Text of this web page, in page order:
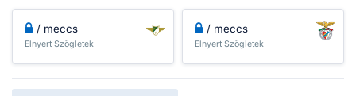
/ meccs
Elnyert Szögletek
/ meccs
Elnyert Szögletek